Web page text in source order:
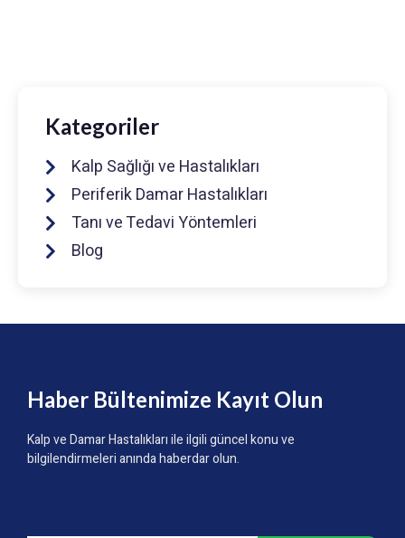
Kategoriler
Kalp Sağlığı ve Hastalıkları
Periferik Damar Hastalıkları
Tanı ve Tedavi Yöntemleri
Blog
Haber Bültenimize Kayıt Olun
Kalp ve Damar Hastalıkları ile ilgili güncel konu ve
bilgilendirmeleri anında haberdar olun.